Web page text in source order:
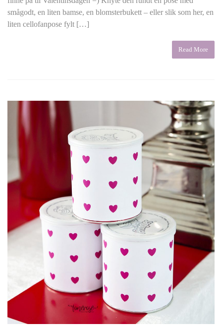
smågodt, en liten bamse, en blomsterbukett – eller slik som her, en
liten cellofanpose fylt […]
Read More